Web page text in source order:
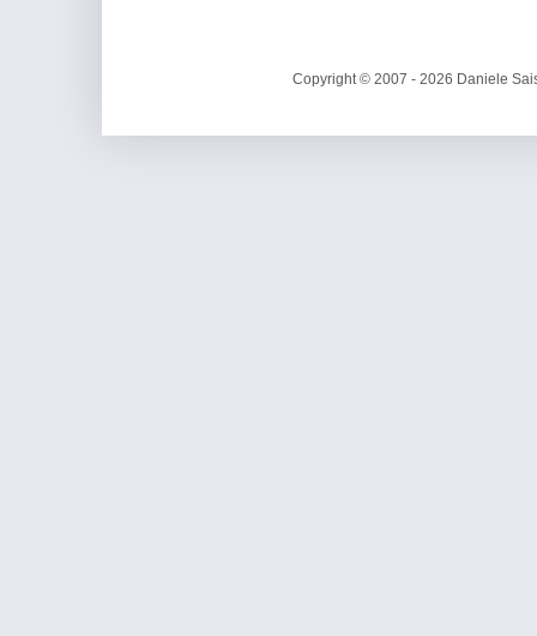
Copyright © 2007 - 2026 Daniele